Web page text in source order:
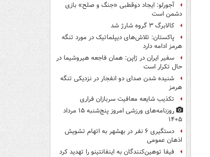
آجورلو: ایجاد دوقطبی «جنگ و صلح‌» بازی
دشمن است
کالابرگ ۳ گروه شارژ شد
پاکستان: تلاش‌های دیپلماتیک در مورد تنگه
هرمز ادامه دارد
سفیر ایران در ژاپن: همان فاجعه هیروشیما در
حال تکرار است
شنیده شدن صدای دو انفجار در نزدیکی تنگه
هرمز
تکذیب شایعه معافیت سربازان فراری
روزنامه‌های ورزشی امروز پنج‌شنبه ۱۵ مرداد
۱۴۰۵
دستگیری ۶ نفر در بهشهر به اتهام تشویش
اذهان عمومی
فیفا توهین‌کنندگان به اینفانتینو را تهدید کرد